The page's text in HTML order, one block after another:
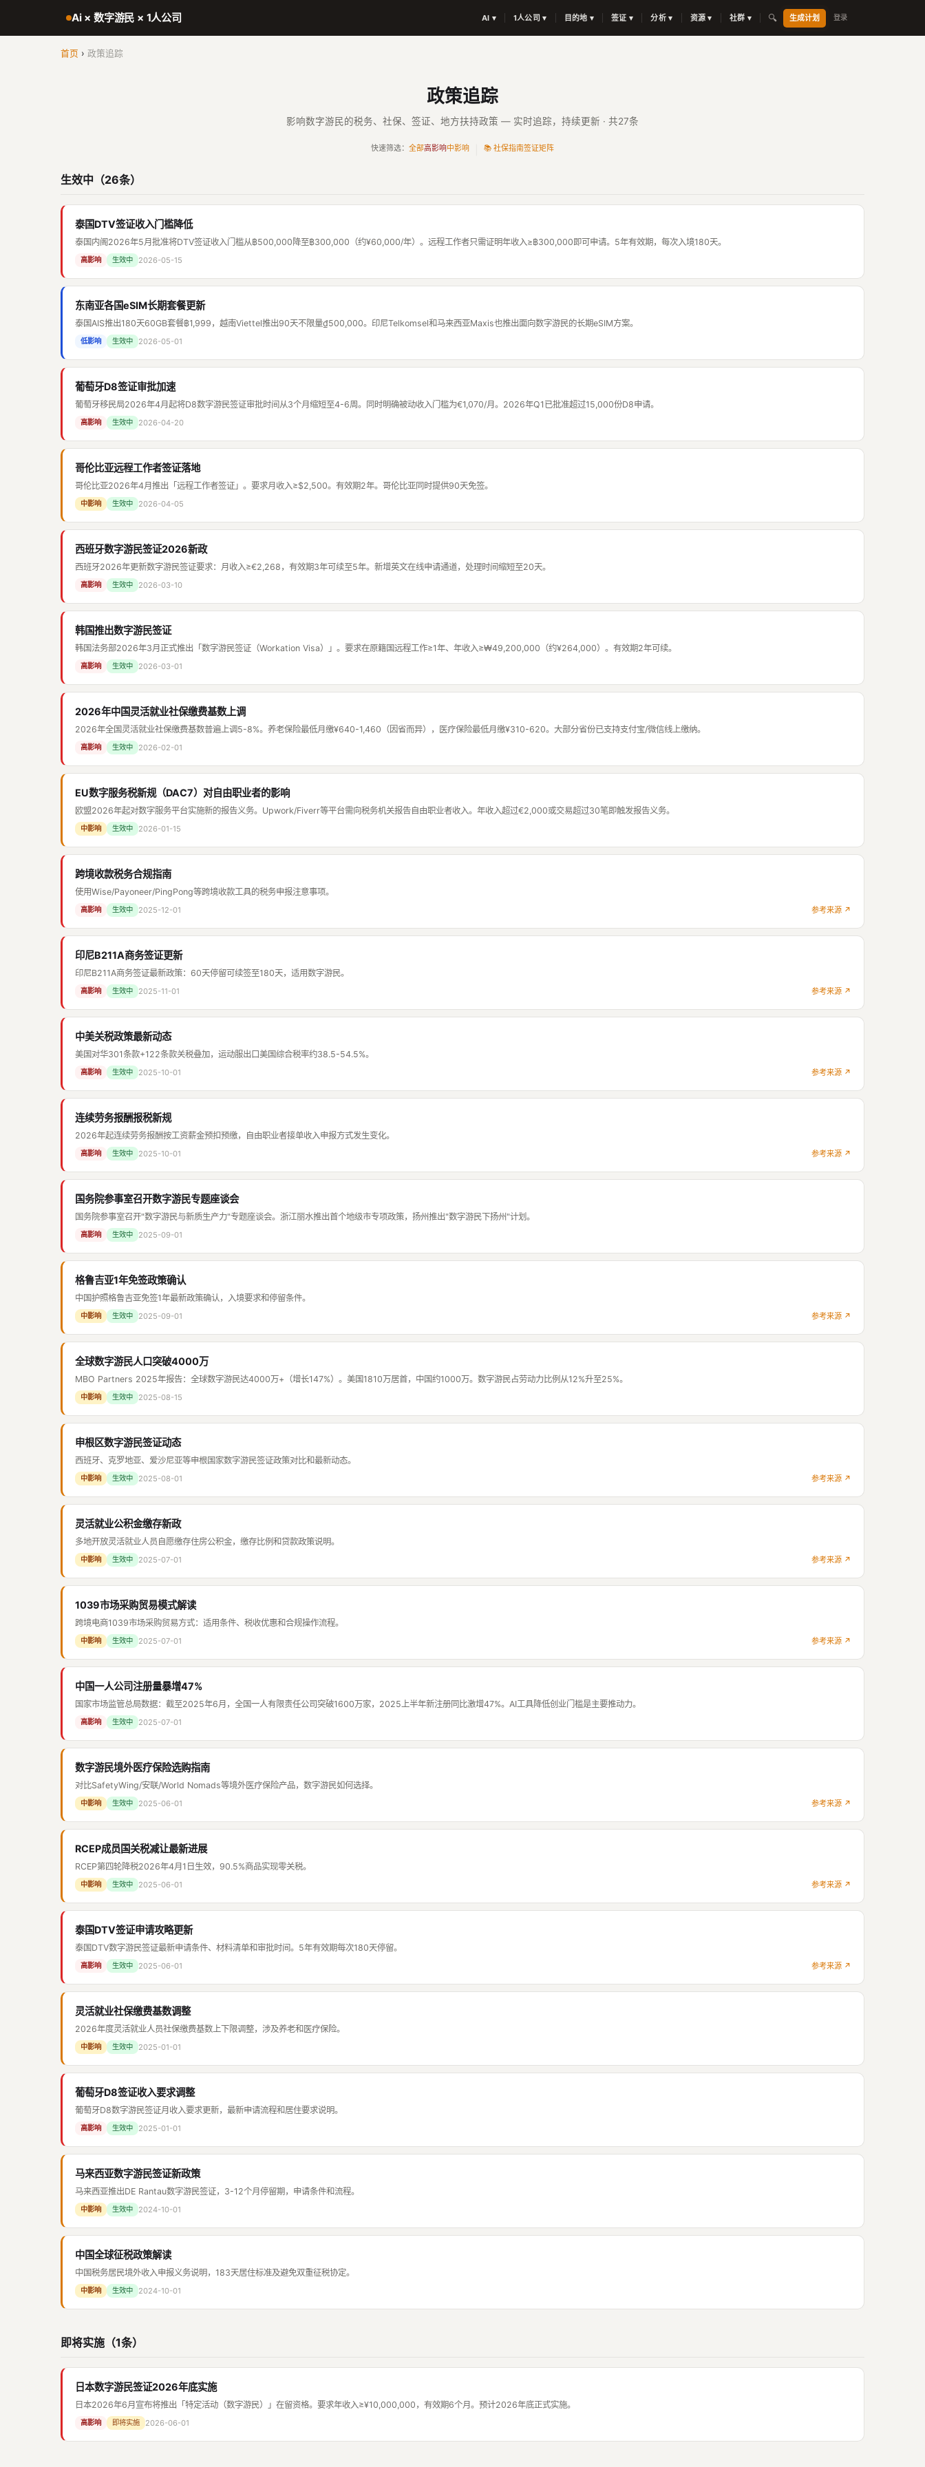
Ai × 数字游民 × 1人公司 AI ▾ 1人公司 ▾ 目的地 ▾ 签证 ▾ 分析 ▾ 资源 ▾ 社群 ▾ 🔍 生成计划 登录
首页 › 政策追踪
政策追踪
影响数字游民的税务、社保、签证、地方扶持政策 — 实时追踪，持续更新 · 共27条
快速筛选： 全部高影响中影响 📚 社保指南签证矩阵
生效中（26条）
泰国DTV签证收入门槛降低
泰国内阁2026年5月批准将DTV签证收入门槛从฿500,000降至฿300,000（约¥60,000/年）。远程工作者只需证明年收入≥฿300,000即可申请。5年有效期，每次入境180天。
高影响 生效中 2026-05-15
东南亚各国eSIM长期套餐更新
泰国AIS推出180天60GB套餐฿1,999，越南Viettel推出90天不限量₫500,000。印尼Telkomsel和马来西亚Maxis也推出面向数字游民的长期eSIM方案。
低影响 生效中 2026-05-01
葡萄牙D8签证审批加速
葡萄牙移民局2026年4月起将D8数字游民签证审批时间从3个月缩短至4-6周。同时明确被动收入门槛为€1,070/月。2026年Q1已批准超过15,000份D8申请。
高影响 生效中 2026-04-20
哥伦比亚远程工作者签证落地
哥伦比亚2026年4月推出「远程工作者签证」。要求月收入≥$2,500。有效期2年。哥伦比亚同时提供90天免签。
中影响 生效中 2026-04-05
西班牙数字游民签证2026新政
西班牙2026年更新数字游民签证要求：月收入≥€2,268，有效期3年可续至5年。新增英文在线申请通道，处理时间缩短至20天。
高影响 生效中 2026-03-10
韩国推出数字游民签证
韩国法务部2026年3月正式推出「数字游民签证（Workation Visa）」。要求在原籍国远程工作≥1年、年收入≥₩49,200,000（约¥264,000）。有效期2年可续。
高影响 生效中 2026-03-01
2026年中国灵活就业社保缴费基数上调
2026年全国灵活就业社保缴费基数普遍上调5-8%。养老保险最低月缴¥640-1,460（因省而异），医疗保险最低月缴¥310-620。大部分省份已支持支付宝/微信线上缴纳。
高影响 生效中 2026-02-01
EU数字服务税新规（DAC7）对自由职业者的影响
欧盟2026年起对数字服务平台实施新的报告义务。Upwork/Fiverr等平台需向税务机关报告自由职业者收入。年收入超过€2,000或交易超过30笔即触发报告义务。
中影响 生效中 2026-01-15
跨境收款税务合规指南
使用Wise/Payoneer/PingPong等跨境收款工具的税务申报注意事项。
高影响 生效中 2025-12-01 参考来源 ↗
印尼B211A商务签证更新
印尼B211A商务签证最新政策：60天停留可续签至180天，适用数字游民。
高影响 生效中 2025-11-01 参考来源 ↗
中美关税政策最新动态
美国对华301条款+122条款关税叠加，运动服出口美国综合税率约38.5-54.5%。
高影响 生效中 2025-10-01 参考来源 ↗
连续劳务报酬报税新规
2026年起连续劳务报酬按工资薪金预扣预缴，自由职业者接单收入申报方式发生变化。
高影响 生效中 2025-10-01 参考来源 ↗
国务院参事室召开数字游民专题座谈会
国务院参事室召开"数字游民与新质生产力"专题座谈会。浙江丽水推出首个地级市专项政策，扬州推出"数字游民下扬州"计划。
高影响 生效中 2025-09-01
格鲁吉亚1年免签政策确认
中国护照格鲁吉亚免签1年最新政策确认，入境要求和停留条件。
中影响 生效中 2025-09-01 参考来源 ↗
全球数字游民人口突破4000万
MBO Partners 2025年报告：全球数字游民达4000万+（增长147%）。美国1810万居首，中国约1000万。数字游民占劳动力比例从12%升至25%。
中影响 生效中 2025-08-15
申根区数字游民签证动态
西班牙、克罗地亚、爱沙尼亚等申根国家数字游民签证政策对比和最新动态。
中影响 生效中 2025-08-01 参考来源 ↗
灵活就业公积金缴存新政
多地开放灵活就业人员自愿缴存住房公积金，缴存比例和贷款政策说明。
中影响 生效中 2025-07-01 参考来源 ↗
1039市场采购贸易模式解读
跨境电商1039市场采购贸易方式：适用条件、税收优惠和合规操作流程。
中影响 生效中 2025-07-01 参考来源 ↗
中国一人公司注册量暴增47%
国家市场监管总局数据：截至2025年6月，全国一人有限责任公司突破1600万家，2025上半年新注册同比激增47%。AI工具降低创业门槛是主要推动力。
高影响 生效中 2025-07-01
数字游民境外医疗保险选购指南
对比SafetyWing/安联/World Nomads等境外医疗保险产品，数字游民如何选择。
中影响 生效中 2025-06-01 参考来源 ↗
RCEP成员国关税减让最新进展
RCEP第四轮降税2026年4月1日生效，90.5%商品实现零关税。
中影响 生效中 2025-06-01 参考来源 ↗
泰国DTV签证申请攻略更新
泰国DTV数字游民签证最新申请条件、材料清单和审批时间。5年有效期每次180天停留。
高影响 生效中 2025-06-01 参考来源 ↗
灵活就业社保缴费基数调整
2026年度灵活就业人员社保缴费基数上下限调整，涉及养老和医疗保险。
中影响 生效中 2025-01-01
葡萄牙D8签证收入要求调整
葡萄牙D8数字游民签证月收入要求更新，最新申请流程和居住要求说明。
高影响 生效中 2025-01-01
马来西亚数字游民签证新政策
马来西亚推出DE Rantau数字游民签证，3-12个月停留期，申请条件和流程。
中影响 生效中 2024-10-01
中国全球征税政策解读
中国税务居民境外收入申报义务说明，183天居住标准及避免双重征税协定。
中影响 生效中 2024-10-01
即将实施（1条）
日本数字游民签证2026年底实施
日本2026年6月宣布将推出「特定活动（数字游民）」在留资格。要求年收入≥¥10,000,000，有效期6个月。预计2026年底正式实施。
高影响 即将实施 2026-06-01